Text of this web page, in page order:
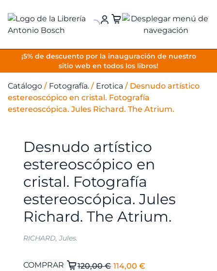
¡5% de descuento por la inauguración de nuestro
sitio web en todos los libros!
VOLVER
Catálogo / Fotografía. / Erotica / Desnudo artístico
estereoscópico en cristal. Fotografía
estereoscópica. Jules Richard. The Atrium.
Desnudo artístico
estereoscópico en
cristal. Fotografía
estereoscópica. Jules
Richard. The Atrium.
RICHARD, Jules.
120,00€ El
114,00 €
Desnudo
COMPRAR